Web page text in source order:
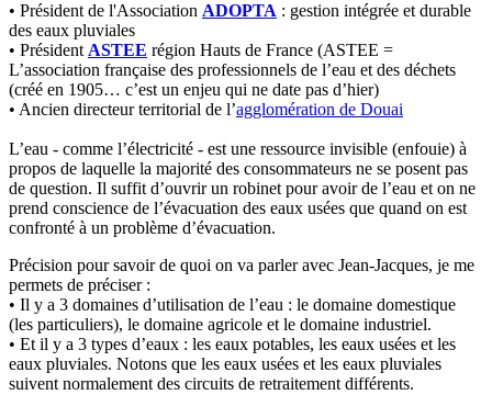
• Président de l'Association ADOPTA : gestion intégrée et durable
des eaux pluviales
• Président ASTEE région Hauts de France (ASTEE =
L’association française des professionnels de l’eau et des déchets
(créé en 1905… c’est un enjeu qui ne date pas d’hier)
• Ancien directeur territorial de l’agglomération de Douai
L’eau - comme l’électricité - est une ressource invisible (enfouie) à
propos de laquelle la majorité des consommateurs ne se posent pas
de question. Il suffit d’ouvrir un robinet pour avoir de l’eau et on ne
prend conscience de l’évacuation des eaux usées que quand on est
confronté à un problème d’évacuation.
Précision pour savoir de quoi on va parler avec Jean-Jacques, je me
permets de préciser :
• Il y a 3 domaines d’utilisation de l’eau : le domaine domestique
(les particuliers), le domaine agricole et le domaine industriel.
• Et il y a 3 types d’eaux : les eaux potables, les eaux usées et les
eaux pluviales. Notons que les eaux usées et les eaux pluviales
suivent normalement des circuits de retraitement différents.